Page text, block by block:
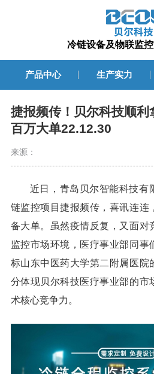
冷链设备及物联监
产品中心 生产实力
捷报频传！贝尔科技顺利
百万大单22.12.30
来源：
近日，青岛贝尔智能科技有
链监控项目捷报频传，喜讯连连
备大单。虽然疫情反复，又面对
监控市场环境，医疗事业部同事
标山东中医药大学第二附属医院
分体现贝尔科技医疗事业部的市
术核心竞争力。